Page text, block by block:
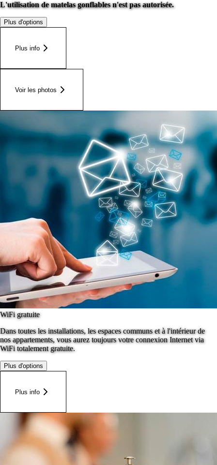
L'utilisation de matelas gonflables n'est pas autorisée.
Plus d'options
Plus info
Voir les photos
WiFi gratuite
Dans toutes les installations, les espaces communs et à l'intérieur de
nos appartements, vous aurez toujours votre connexion Internet via
WiFi totalement gratuite.
Plus d'options
Plus info